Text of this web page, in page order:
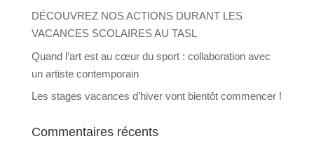
DÉCOUVREZ NOS ACTIONS DURANT LES
VACANCES SCOLAIRES AU TASL
Quand l’art est au cœur du sport : collaboration avec
un artiste contemporain
Les stages vacances d’hiver vont bientôt commencer !
Commentaires récents